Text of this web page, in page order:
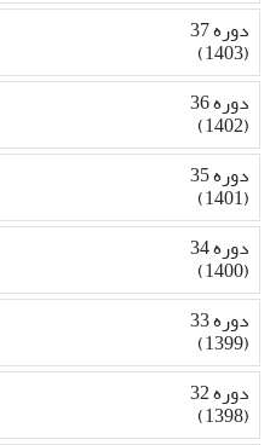
دوره 37
(1403)
دوره 36
(1402)
دوره 35
(1401)
دوره 34
(1400)
دوره 33
(1399)
دوره 32
(1398)